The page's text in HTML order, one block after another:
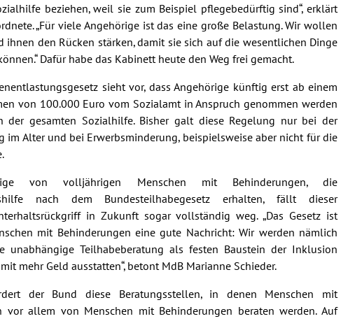
beziehen, weil sie zum Beispiel pflegebedürftig sind“, erklärt
„Für viele Angehörige ist das eine große Belastung. Wir wollen
ihnen den Rücken stärken, damit sie sich auf die wesentlichen Dinge
Dafür habe das Kabinett heute den Weg frei gemacht.
sieht vor, dass Angehörige künftig erst ab einem
von 100.000 Euro vom Sozialamt in Anspruch genommen werden
gesamten Sozialhilfe. Bisher galt diese Regelung nur bei der
im Alter und bei Erwerbsminderung, beispielsweise aber nicht für die
von volljährigen Menschen mit Behinderungen, die
nach dem Bundesteilhabegesetz erhalten, fällt dieser
in Zukunft sogar vollständig weg. „Das Gesetz ist
mit Behinderungen eine gute Nachricht: Wir werden nämlich
unabhängige Teilhabeberatung als festen Baustein der Inklusion
mehr Geld ausstatten“, betont MdB Marianne Schieder.
der Bund diese Beratungsstellen, in denen Menschen mit
vor allem von Menschen mit Behinderungen beraten werden. Auf